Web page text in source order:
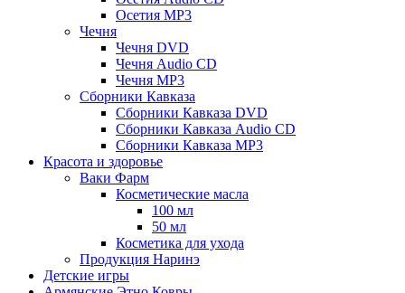
Осетия MP3
Чечня
Чечня DVD
Чечня Audio CD
Чечня MP3
Сборники Кавказа
Сборники Кавказа DVD
Сборники Кавказа Audio CD
Сборники Кавказа MP3
Красота и здоровье
Ваки Фарм
Косметические масла
100 мл
50 мл
Косметика для ухода
Продукция Наринэ
Детские игры